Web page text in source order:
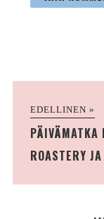
EDELLINEN »
PÄIVÄMATKA
ROASTERY